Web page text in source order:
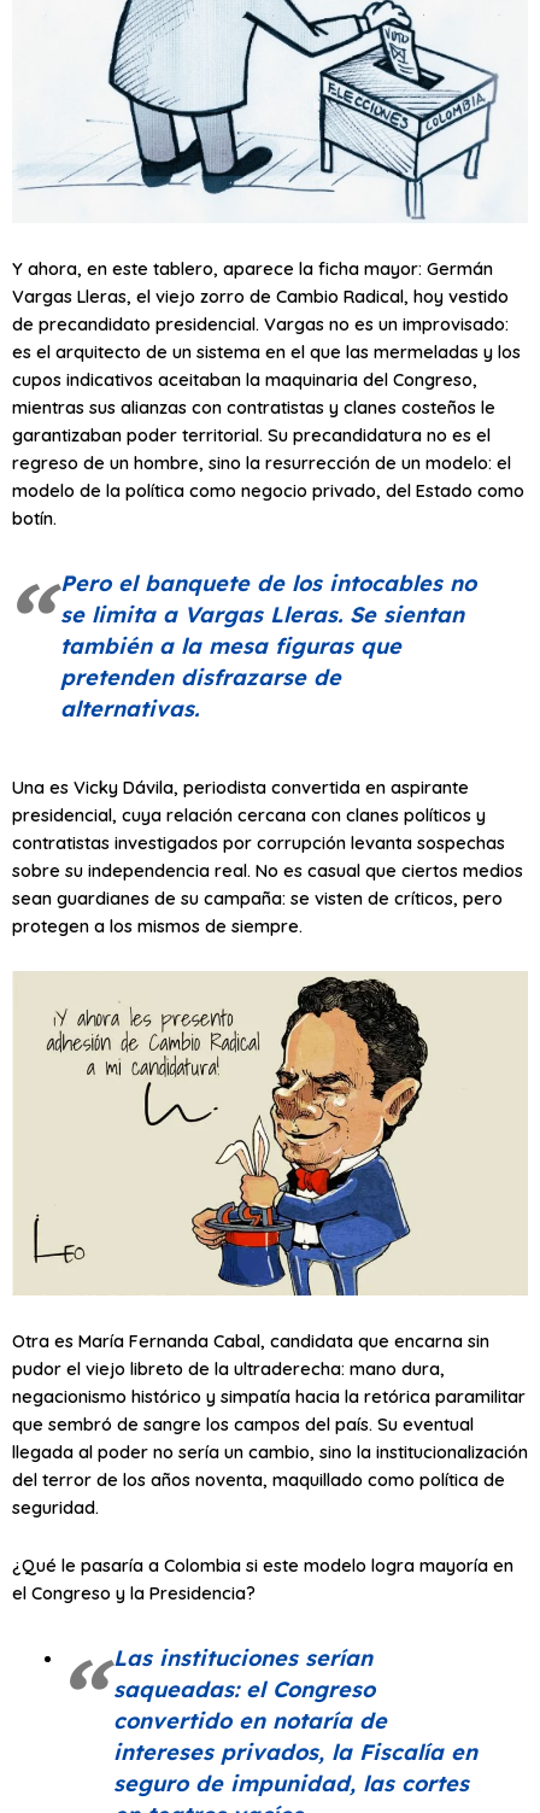
Y ahora, en este tablero, aparece la ficha mayor: Germán
Vargas Lleras, el viejo zorro de Cambio Radical, hoy vestido
de precandidato presidencial. Vargas no es un improvisado:
es el arquitecto de un sistema en el que las mermeladas y los
cupos indicativos aceitaban la maquinaria del Congreso,
mientras sus alianzas con contratistas y clanes costeños le
garantizaban poder territorial. Su precandidatura no es el
regreso de un hombre, sino la resurrección de un modelo: el
modelo de la política como negocio privado, del Estado como
botín.
Pero el banquete de los intocables no
se limita a Vargas Lleras. Se sientan
también a la mesa figuras que
pretenden disfrazarse de
alternativas.
Una es Vicky Dávila, periodista convertida en aspirante
presidencial, cuya relación cercana con clanes políticos y
contratistas investigados por corrupción levanta sospechas
sobre su independencia real. No es casual que ciertos medios
sean guardianes de su campaña: se visten de críticos, pero
protegen a los mismos de siempre.
Otra es María Fernanda Cabal, candidata que encarna sin
pudor el viejo libreto de la ultraderecha: mano dura,
negacionismo histórico y simpatía hacia la retórica paramilitar
que sembró de sangre los campos del país. Su eventual
llegada al poder no sería un cambio, sino la institucionalización
del terror de los años noventa, maquillado como política de
seguridad.
¿Qué le pasaría a Colombia si este modelo logra mayoría en
el Congreso y la Presidencia?
Las instituciones serían
saqueadas: el Congreso
convertido en notaría de
intereses privados, la Fiscalía en
seguro de impunidad, las cortes